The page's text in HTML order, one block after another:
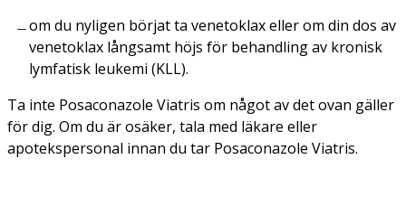
om du nyligen börjat ta venetoklax eller om din dos av
venetoklax långsamt höjs för behandling av kronisk
lymfatisk leukemi (KLL).
Ta inte Posaconazole Viatris om något av det ovan gäller
för dig. Om du är osäker, tala med läkare eller
apotekspersonal innan du tar Posaconazole Viatris.